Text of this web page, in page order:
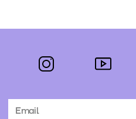
instagram youtube